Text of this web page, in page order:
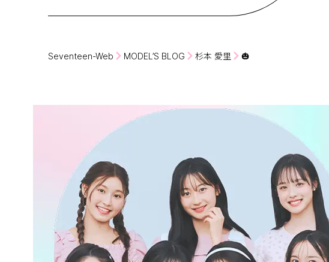
Seventeen-Web MODEL’S BLOG 杉本 愛里 🎃